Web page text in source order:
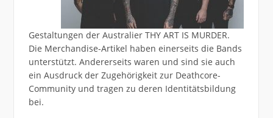
Gestaltungen der Australier THY ART IS MURDER.
Die Merchandise-Artikel haben einerseits die Bands
unterstützt. Andererseits waren und sind sie auch
ein Ausdruck der Zugehörigkeit zur Deathcore-
Community und tragen zu deren Identitätsbildung
bei.